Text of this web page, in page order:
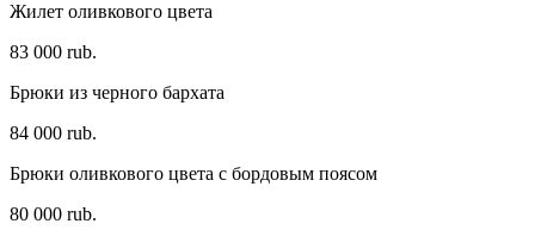
Жилет оливкового цвета
83 000 rub.
Брюки из черного бархата
84 000 rub.
Брюки оливкового цвета с бордовым поясом
80 000 rub.